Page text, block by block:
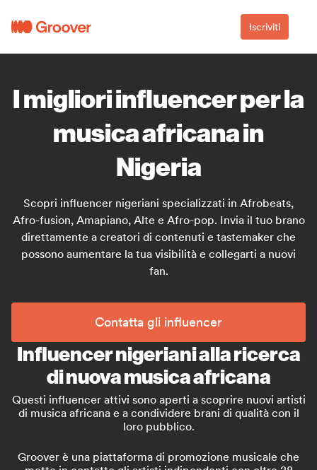
Iscriviti
I migliori influencer per la
musica africana in
Nigeria
Scopri influencer nigeriani specializzati in Afrobeats,
Afro-fusion, Amapiano, Alte e Afro-pop. Invia il tuo brano
direttamente a creatori di contenuti e tastemaker che
possono aumentare la tua visibilità e collegarti a nuovi
fan.
Contatta gli influencer
Influencer nigeriani alla ricerca
di nuova musica africana
Questi influencer attivi sono aperti a scoprire nuovi artisti
di musica africana e a condividere brani di qualità con il
loro pubblico.
Groover è una piattaforma di promozione musicale che